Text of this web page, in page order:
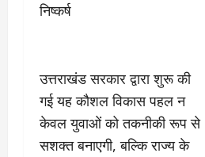
निष्कर्ष
उत्तराखंड सरकार द्वारा शुरू की
गई यह कौशल विकास पहल न
केवल युवाओं को तकनीकी रूप से
सशक्त बनाएगी, बल्कि राज्य के